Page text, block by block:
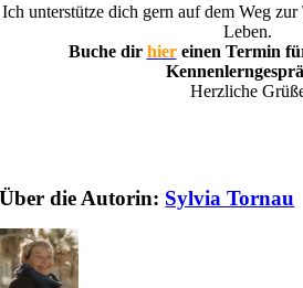
Ich unterstütze dich gern auf dem Weg
Leben.
Buche dir hiereinen Termin
Herzliche
Über die Autorin: Sylvia Tornau